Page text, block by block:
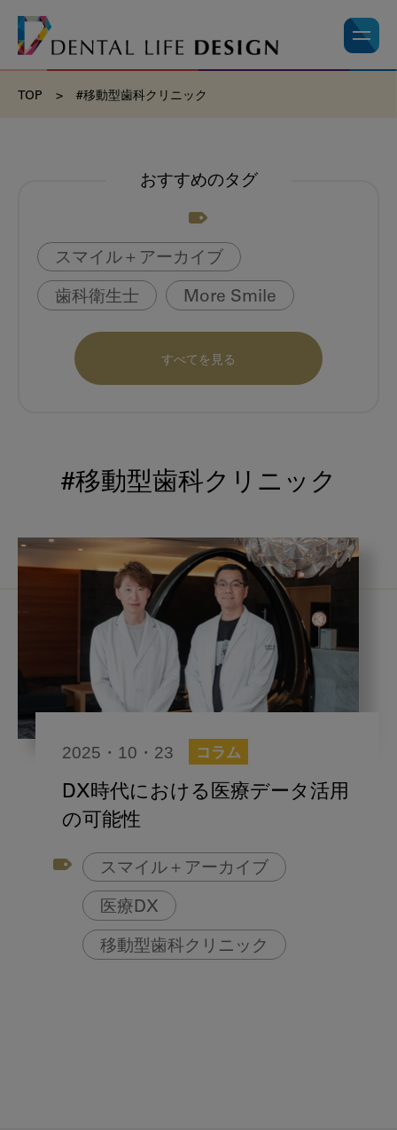
TOP > #移動型歯科クリニック
おすすめのタグ
スマイル＋アーカイブ
歯科衛生士 More Smile
お悩み相談室 動画 書籍
book
海外歯科事情 咬合の変化
口腔機能発達不全症
いちき歯科 スウェーデン
歯周病 鼻うがい
内科 歯科 内科医師
歯科医院経営 歯科助手
アフターコロナ対策
すべてを見る
#移動型歯科クリニック
2025・10・23 コラム
DX時代における医療データ活⽤
の可能性
スマイル＋アーカイブ
医療DX
移動型歯科クリニック